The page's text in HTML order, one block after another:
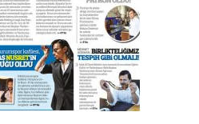
hatıralarıyla
Terzioğlu!
AÇILAN SESİ